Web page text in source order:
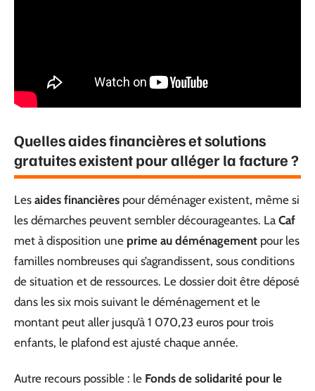
Quelles aides financières et solutions
gratuites existent pour alléger la facture ?
Les aides financières pour déménager existent, même si
les démarches peuvent sembler décourageantes. La Caf
met à disposition une prime au déménagement pour les
familles nombreuses qui s’agrandissent, sous conditions
de situation et de ressources. Le dossier doit être déposé
dans les six mois suivant le déménagement et le
montant peut aller jusqu’à 1 070,23 euros pour trois
enfants, le plafond est ajusté chaque année.
Autre recours possible : le Fonds de solidarité pour le